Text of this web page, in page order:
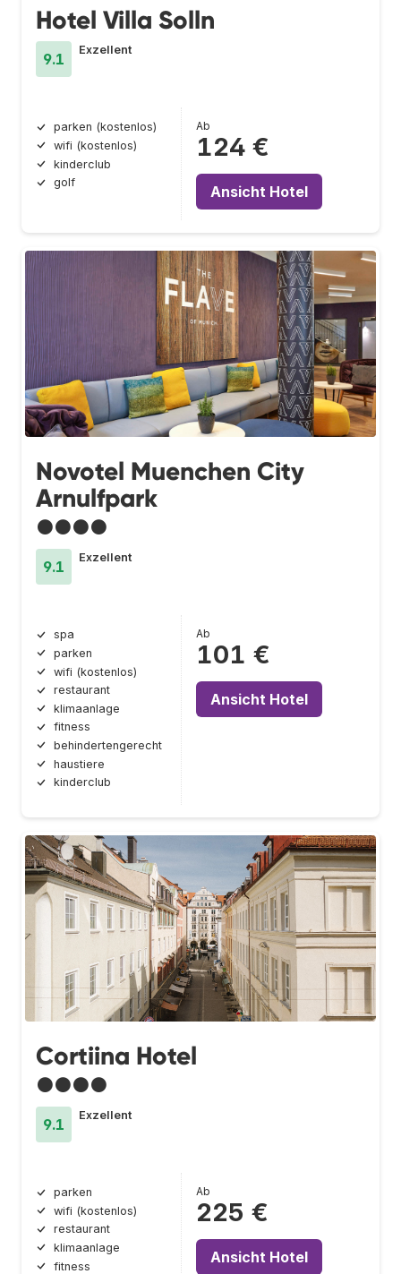
Hotel Villa Solln
9.1
Exzellent
parken (kostenlos)
wifi (kostenlos)
kinderclub
golf
Ab
124 €
Ansicht Hotel
Novotel Muenchen City
Arnulfpark
●●●●
9.1
Exzellent
spa
parken
wifi (kostenlos)
restaurant
klimaanlage
fitness
behindertengerecht
haustiere
kinderclub
Ab
101 €
Ansicht Hotel
Cortiina Hotel
●●●●
9.1
Exzellent
parken
wifi (kostenlos)
restaurant
klimaanlage
fitness
Ab
225 €
Ansicht Hotel